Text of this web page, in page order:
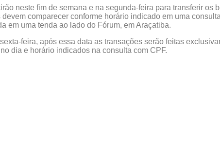
neste fim de semana e na segunda-feira para transferir os
comparecer conforme horário indicado em uma
em uma tenda ao lado do Fórum, em Araçatiba.
feira, após essa data as transações serão feitas
dia e horário indicados na consulta com CPF.